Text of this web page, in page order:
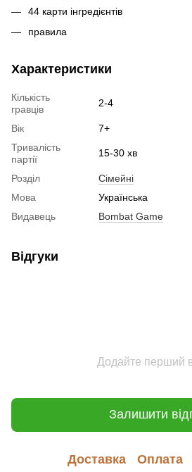
44 карти інгредієнтів
правила
Характеристики
Кількість
гравців
2-4
Вік
7+
Тривалість
партії
15-30 хв
Розділ
Cімейні
Мова
Українська
Видавець
Bombat Game
Відгуки
Додайте перший
Залишити
Доставка Оплата